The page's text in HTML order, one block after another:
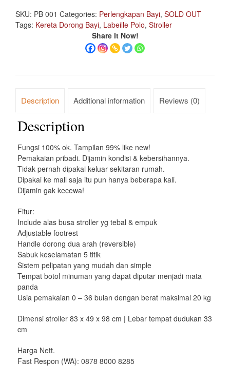
SKU: PB 001 Categories: Perlengkapan Bayi, SOLD OUT
Tags: Kereta Dorong Bayi, Labeille Polo, Stroller
Share It Now!
Description Additional information Reviews (0)
Description
Fungsi 100% ok. Tampilan 99% like new!
Pemakaian pribadi. Dijamin kondisi & kebersihannya.
Tidak pernah dipakai keluar sekitaran rumah.
Dipakai ke mall saja itu pun hanya beberapa kali.
Dijamin gak kecewa!
Fitur:
Include alas busa stroller yg tebal & empuk
Adjustable footrest
Handle dorong dua arah (reversible)
Sabuk keselamatan 5 titik
Sistem pelipatan yang mudah dan simple
Tempat botol minuman yang dapat diputar menjadi mata
panda
Usia pemakaian 0 – 36 bulan dengan berat maksimal 20 kg
Dimensi stroller 83 x 49 x 98 cm | Lebar tempat dudukan 33
cm
Harga Nett.
Fast Respon (WA): 0878 8000 8285